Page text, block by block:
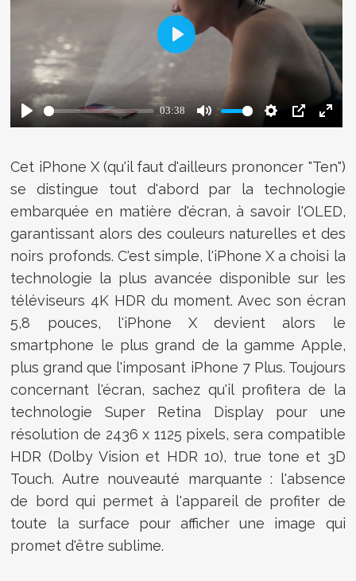
Cet iPhone X (qu'il faut d'ailleurs prononcer "Ten")
se distingue tout d'abord par la technologie
embarquée en matière d'écran, à savoir l'OLED,
garantissant alors des couleurs naturelles et des
noirs profonds. C'est simple, l'iPhone X a choisi la
technologie la plus avancée disponible sur les
téléviseurs 4K HDR du moment. Avec son écran
5,8 pouces, l'iPhone X devient alors le
smartphone le plus grand de la gamme Apple,
plus grand que l'imposant iPhone 7 Plus. Toujours
concernant l'écran, sachez qu'il profitera de la
technologie Super Retina Display pour une
résolution de 2436 x 1125 pixels, sera compatible
HDR (Dolby Vision et HDR 10), true tone et 3D
Touch. Autre nouveauté marquante : l'absence
de bord qui permet à l'appareil de profiter de
toute la surface pour afficher une image qui
promet d'être sublime.